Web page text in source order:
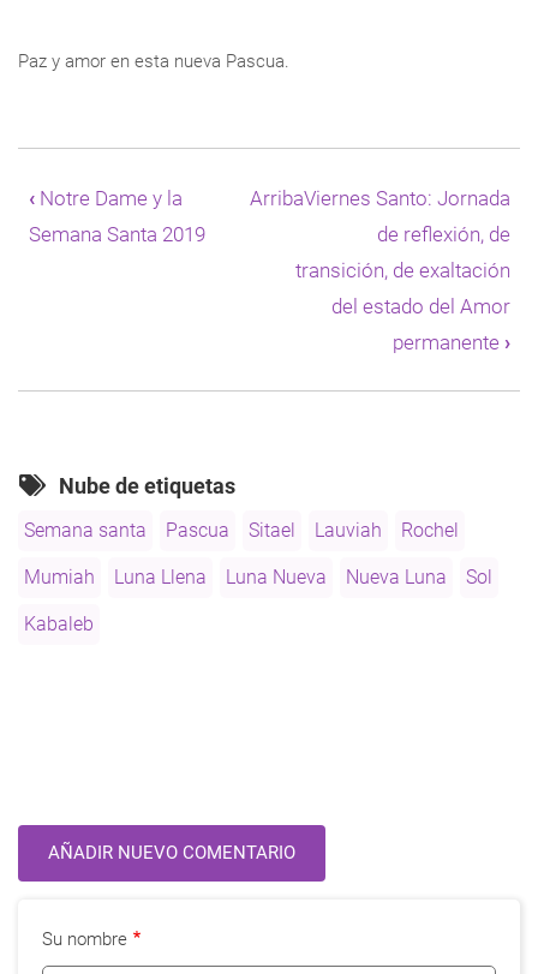
Paz y amor en esta nueva Pascua.
transversales
de
Book
Plenilunio
2018
‹Notre Dame y la
Semana Santa 2019
ArribaViernes Santo: Jornada
de reflexión, de
transición, de exaltación
del estado del Amor
permanente ›
Nube de etiquetas
Semana santa Pascua Sitael Lauviah Rochel
Mumiah Luna Llena Luna Nueva Nueva Luna Sol
Kabaleb
AÑADIR NUEVO COMENTARIO
Su nombre